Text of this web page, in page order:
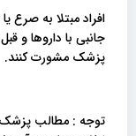
افراد مبتلا به
جانبی با داروها و
پزشک مشورت کنند.
توجه : مطالب پزشک